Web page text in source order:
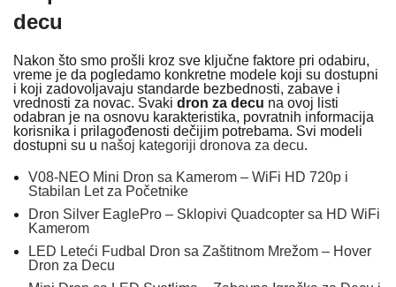
decu
Nakon što smo prošli kroz sve ključne faktore pri odabiru,
vreme je da pogledamo konkretne modele koji su dostupni
i koji zadovoljavaju standarde bezbednosti, zabave i
vrednosti za novac. Svaki dron za decu na ovoj listi
odabran je na osnovu karakteristika, povratnih informacija
korisnika i prilagođenosti dečijim potrebama. Svi modeli
dostupni su u našoj kategoriji dronova za decu.
V08-NEO Mini Dron sa Kamerom – WiFi HD 720p i
Stabilan Let za Početnike
Dron Silver EaglePro – Sklopivi Quadcopter sa HD WiFi
Kamerom
LED Leteći Fudbal Dron sa Zaštitnom Mrežom – Hover
Dron za Decu